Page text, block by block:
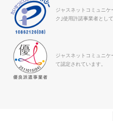
ジャスネットコミュニ
ク｣使用許諾事業者とし
ジャスネットコミュニケ
て認定されています。